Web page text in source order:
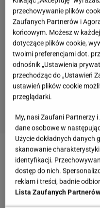
Zobacz wideo
zapobiegają
Czy pomidory
przechowywanie plików
Zaufanych Partnerów i
końcowym. Możesz w
dotyczące plików cookie,
twoimi preferencjami dot.
odnośnik „Ustawienia
przechodząc do „Ustawień
ustawień plików cookie
przeglądarki.
My, nasi Zaufani Partnerzy
dane osobowe w
Użycie dokładnych danych
skanowanie
identyfikacji.
dostęp do nich.
reklam i treści, badnie
Lista Zaufanych Partnerów